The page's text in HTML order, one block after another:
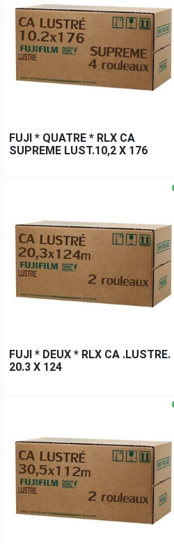
FUJI * QUATRE * RLX CA
SUPREME LUST.10,2 X 176
FUJI * DEUX * RLX CA .LUSTRE.
20.3 X 124